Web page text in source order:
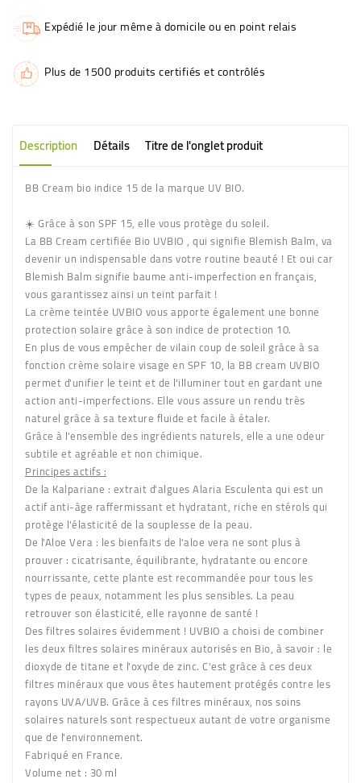
Expédié le jour même à domicile ou en point relais
Plus de 1500 produits certifiés et contrôlés
Description Détails Titre de l'onglet produit
BB Cream bio indice 15 de la marque UV BIO.
☀️ Grâce à son SPF 15, elle vous protège du soleil.
La BB Cream certifiée Bio UVBIO , qui signifie Blemish Balm, va
devenir un indispensable dans votre routine beauté ! Et oui car
Blemish Balm signifie baume anti-imperfection en français,
vous garantissez ainsi un teint parfait !
La crème teintée UVBIO vous apporte également une bonne
protection solaire grâce à son indice de protection 10.
En plus de vous empêcher de vilain coup de soleil grâce à sa
fonction crème solaire visage en SPF 10, la BB cream UVBIO
permet d'unifier le teint et de l'illuminer tout en gardant une
action anti-imperfections. Elle vous assure un rendu très
naturel grâce à sa texture fluide et facile à étaler.
Grâce à l'ensemble des ingrédients naturels, elle a une odeur
subtile et agréable et non chimique.
Principes actifs :
De la Kalpariane : extrait d'algues Alaria Esculenta qui est un
actif anti-âge raffermissant et hydratant, riche en stérols qui
protège l'élasticité de la souplesse de la peau.
De l'Aloe Vera : les bienfaits de l'aloe vera ne sont plus à
prouver : cicatrisante, équilibrante, hydratante ou encore
nourrissante, cette plante est recommandée pour tous les
types de peaux, notamment les plus sensibles. La peau
retrouver son élasticité, elle rayonne de santé !
Des filtres solaires évidemment ! UVBIO a choisi de combiner
les deux filtres solaires minéraux autorisés en Bio, à savoir : le
dioxyde de titane et l'oxyde de zinc. C'est grâce à ces deux
filtres minéraux que vous êtes hautement protégés contre les
rayons UVA/UVB. Grâce à ces filtres minéraux, nos soins
solaires naturels sont respectueux autant de votre organisme
que de l'environnement.
Fabriqué en France.
Volume net : 30 ml